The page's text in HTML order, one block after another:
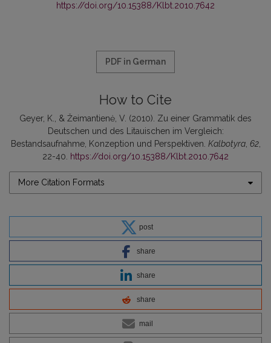
https://doi.org/10.15388/Klbt.2010.7642
PDF in German
How to Cite
Geyer, K., & Žeimantienė, V. (2010). Zu einer Grammatik des
Deutschen und des Litauischen im Vergleich:
Bestandsaufnahme, Konzeption und Perspektiven. Kalbotyra, 62,
22-40.
https://doi.org/10.15388/Klbt.2010.7642
More Citation Formats
post
share
share
share
mail